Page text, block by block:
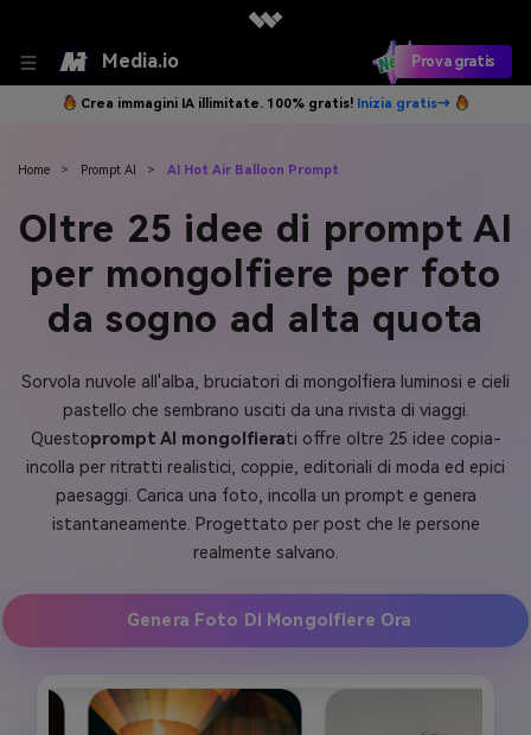
Media.io Prova gratis
Crea immagini IA illimitate. 100% gratis! Inizia gratis→
Home > Prompt AI > AI Hot Air Balloon Prompt
Oltre 25 idee di prompt AI
per mongolfiere per foto
da sogno ad alta quota
Sorvola nuvole all'alba, bruciatori di mongolfiera luminosi e cieli
pastello che sembrano usciti da una rivista di viaggi.
Questoprompt AI mongolfierati offre oltre 25 idee copia-
incolla per ritratti realistici, coppie, editoriali di moda ed epici
paesaggi. Carica una foto, incolla un prompt e genera
istantaneamente. Progettato per post che le persone
realmente salvano.
Genera Foto Di Mongolfiere Ora